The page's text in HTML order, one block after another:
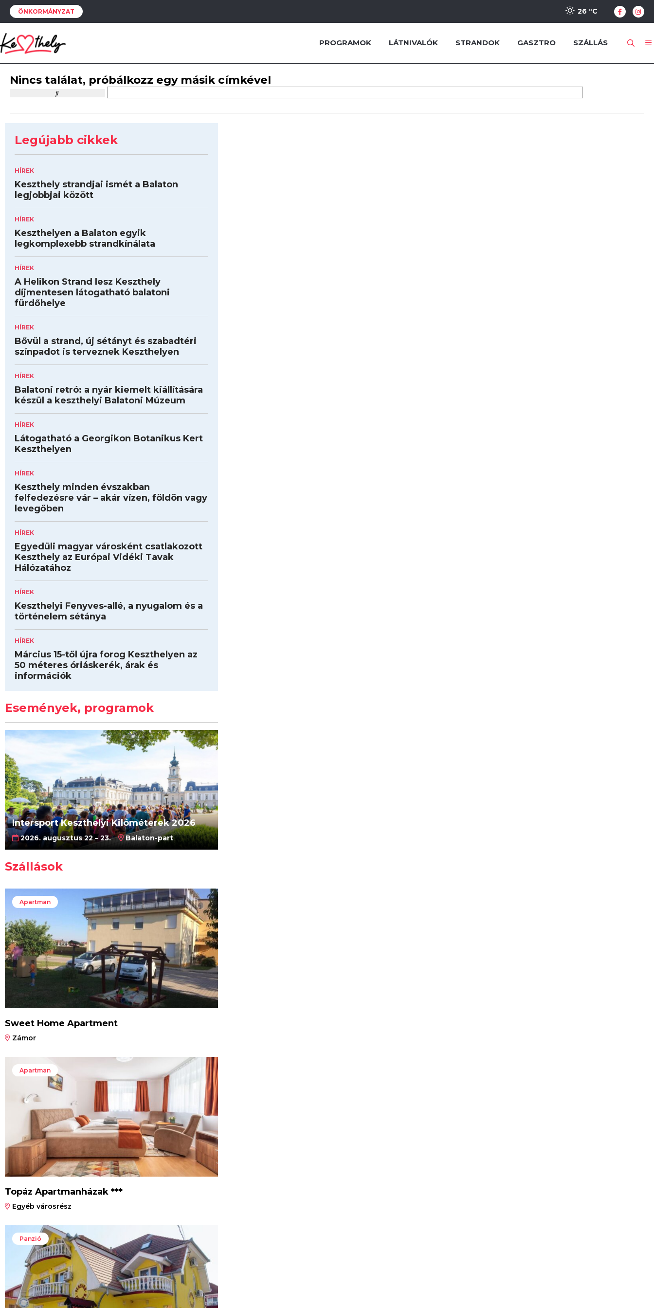
ÖNKORMÁNYZAT 26 °C
PROGRAMOK LÁTNIVALÓK STRANDOK GASZTRO SZÁLLÁS
Nincs találat, próbálkozz egy másik címkével
Legújabb cikkek
HÍREK
Keszthely strandjai ismét a Balaton
legjobbjai között
HÍREK
Keszthelyen a Balaton egyik
legkomplexebb strandkínálata
HÍREK
A Helikon Strand lesz Keszthely
díjmentesen látogatható balatoni
fürdőhelye
HÍREK
Bővül a strand, új sétányt és szabadtéri
színpadot is terveznek Keszthelyen
HÍREK
Balatoni retró: a nyár kiemelt kiállítására
készül a keszthelyi Balatoni Múzeum
HÍREK
Látogatható a Georgikon Botanikus Kert
Keszthelyen
HÍREK
Keszthely minden évszakban
felfedezésre vár – akár vízen, földön vagy
levegőben
HÍREK
Egyedüli magyar városként csatlakozott
Keszthely az Európai Vidéki Tavak
Hálózatához
HÍREK
Keszthelyi Fenyves-allé, a nyugalom és a
történelem sétánya
HÍREK
Március 15-től újra forog Keszthelyen az
50 méteres óriáskerék, árak és
információk
Események, programok
Intersport Keszthelyi Kilóméterek 2026
2026. augusztus 22 – 23. Balaton-part
Szállások
Apartman
Sweet Home Apartment
Zámor
Apartman
Topáz Apartmanházak ***
Egyéb városrész
Panzió